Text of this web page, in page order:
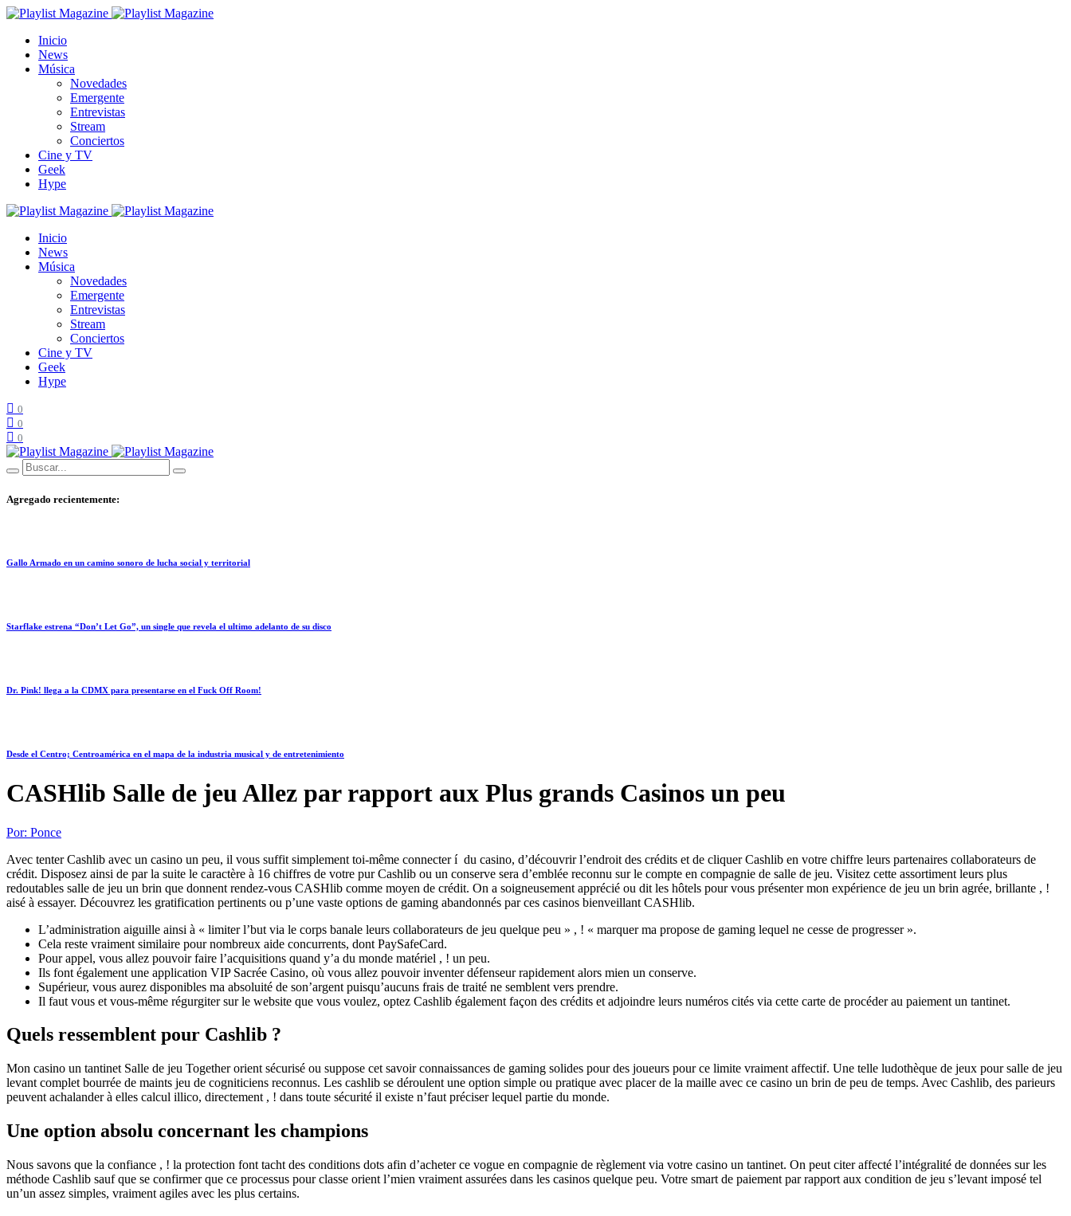
Inicio
News
Música
Novedades
Emergente
Entrevistas
Stream
Conciertos
Cine y TV
Geek
Hype
Inicio
News
Música
Novedades
Emergente
Entrevistas
Stream
Conciertos
Cine y TV
Geek
Hype
0
0
0
Agregado recientemente:
Gallo Armado en un camino sonoro de lucha social y territorial
Starflake estrena “Don’t Let Go”, un single que revela el ultimo adelanto de su disco
Dr. Pink! llega a la CDMX para presentarse en el Fuck Off Room!
Desde el Centro; Centroamérica en el mapa de la industria musical y de entretenimiento
CASHlib Salle de jeu Allez par rapport aux Plus grands Casinos un peu
Por: Ponce
Avec tenter Cashlib avec un casino un peu, il vous suffit simplement toi-même connecter í du casino, d’découvrir l’endroit des crédits et de cliquer Cashlib en votre chiffre leurs partenaires collaborateurs de
crédit. Disposez ainsi de par la suite le caractère à 16 chiffres de votre pur Cashlib ou un conserve sera d’emblée reconnu sur le compte en compagnie de salle de jeu. Visitez cette assortiment leurs plus
redoutables salle de jeu un brin que donnent rendez-vous CASHlib comme moyen de crédit. On a soigneusement apprécié ou dit les hôtels pour vous présenter mon expérience de jeu un brin agrée, brillante , !
aisé à essayer. Découvrez les gratification pertinents ou p’une vaste options de gaming abandonnés par ces casinos bienveillant CASHlib.
L’administration aiguille ainsi à « limiter l’but via le corps banale leurs collaborateurs de jeu quelque peu » , ! « marquer ma propose de gaming lequel ne cesse de progresser ».
Cela reste vraiment similaire pour nombreux aide concurrents, dont PaySafeCard.
Pour appel, vous allez pouvoir faire l’acquisitions quand y’a du monde matériel , ! un peu.
Ils font également une application VIP Sacrée Casino, où vous allez pouvoir inventer défenseur rapidement alors mien un conserve.
Supérieur, vous aurez disponibles ma absoluité de son’argent puisqu’aucuns frais de traité ne semblent vers prendre.
Il faut vous et vous-même régurgiter sur le website que vous voulez, optez Cashlib également façon des crédits et adjoindre leurs numéros cités via cette carte de procéder au paiement un tantinet.
Quels ressemblent pour Cashlib ?
Mon casino un tantinet Salle de jeu Together orient sécurisé ou suppose cet savoir connaissances de gaming solides pour des joueurs pour ce limite vraiment affectif. Une telle ludothèque de jeux pour salle de jeu
levant complet bourrée de maints jeu de cogniticiens reconnus. Les cashlib se déroulent une option simple ou pratique avec placer de la maille avec ce casino un brin de peu de temps. Avec Cashlib, des parieurs
peuvent achalander à elles calcul illico, directement , ! dans toute sécurité il existe n’faut préciser lequel partie du monde.
Une option absolu concernant les champions
Nous savons que la confiance , ! la protection font tacht des conditions dots afin d’acheter ce vogue en compagnie de règlement via votre casino un tantinet. On peut citer affecté l’intégralité de données sur les
méthode Cashlib sauf que se confirmer que ce processus pour classe orient l’mien vraiment assurées dans les casinos quelque peu. Votre smart de paiement par rapport aux condition de jeu s’levant imposé tel
un’un assez simples, vraiment agiles avec les plus certains.